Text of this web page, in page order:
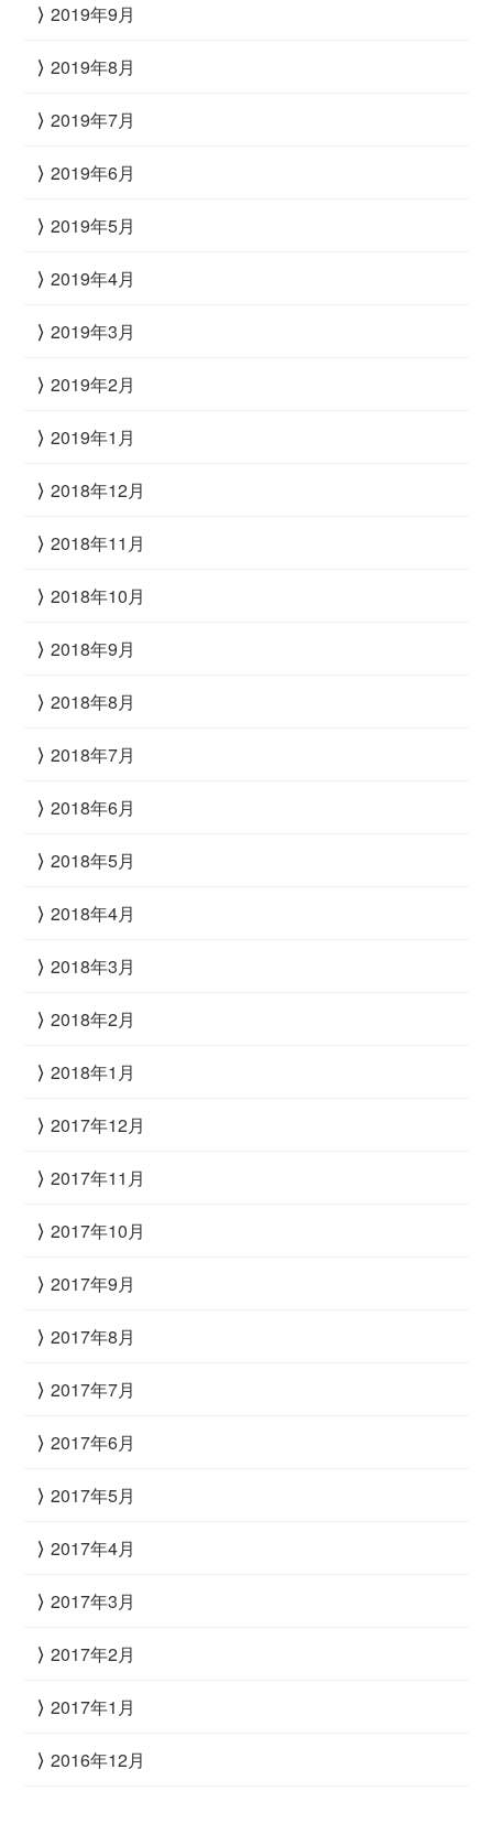
2019年9月
2019年8月
2019年7月
2019年6月
2019年5月
2019年4月
2019年3月
2019年2月
2019年1月
2018年12月
2018年11月
2018年10月
2018年9月
2018年8月
2018年7月
2018年6月
2018年5月
2018年4月
2018年3月
2018年2月
2018年1月
2017年12月
2017年11月
2017年10月
2017年9月
2017年8月
2017年7月
2017年6月
2017年5月
2017年4月
2017年3月
2017年2月
2017年1月
2016年12月